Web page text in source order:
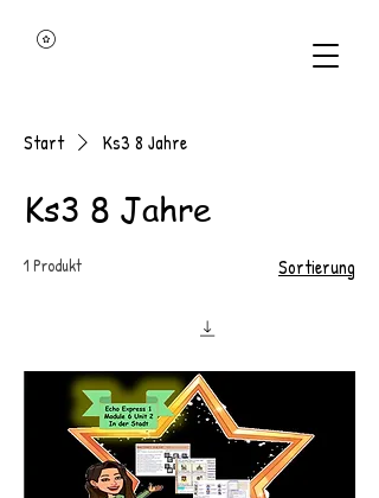
Start Ks3 8 Jahre
Ks3 8 Jahre
1 Produkt Sortierung